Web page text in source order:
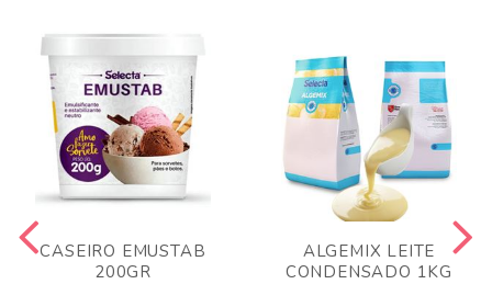
CASEIRO EMUSTAB
200GR
ALGEMIX LEITE
CONDENSADO 1KG